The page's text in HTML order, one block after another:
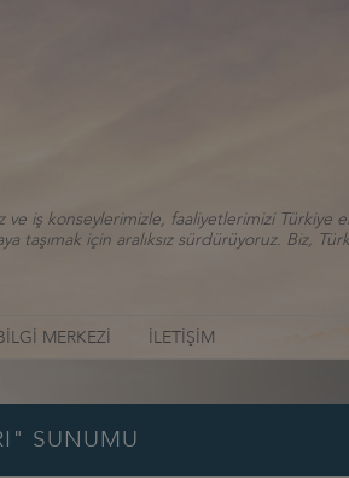
ve iş konseylerimizle, faaliyetlerimizi Türkiye
için aralıksız sürdürüyoruz. Biz,
MERKEZİ İLETİŞİM
SUNUMU